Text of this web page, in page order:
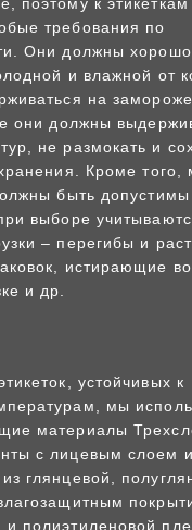
поэтому к этикеткам
требования по
Они должны хорошо
и влажной от
на
они должны
не размокать и
Кроме того,
быть
выборе
– перегибы и
истирающие
и др.
устойчивых к
мы
материалы
с лицевым слоем
глянцевой,
полиэтиленовой